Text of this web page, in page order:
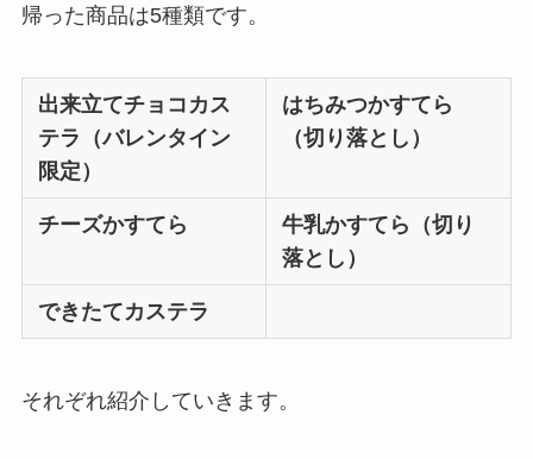
帰った商品は5種類です。
出来立てチョコカス
テラ（バレンタイン
限定）
はちみつかすてら
（切り落とし）
チーズかすてら
牛乳かすてら（切り
落とし）
できたてカステラ
それぞれ紹介していきます。